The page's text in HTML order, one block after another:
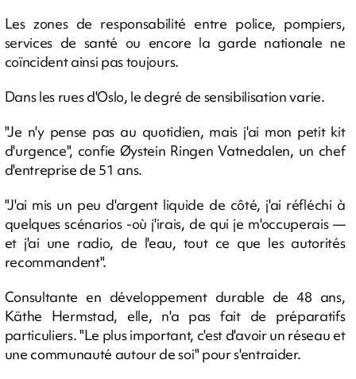
Les zones de responsabilité entre police, pompiers,
services de santé ou encore la garde nationale ne
coïncident ainsi pas toujours.
Dans les rues d'Oslo, le degré de sensibilisation varie.
"Je n'y pense pas au quotidien, mais j'ai mon petit kit
d'urgence", confie Øystein Ringen Vatnedalen, un chef
d'entreprise de 51 ans.
"J'ai mis un peu d'argent liquide de côté, j'ai réfléchi à
quelques scénarios -où j'irais, de qui je m'occuperais —
et j'ai une radio, de l'eau, tout ce que les autorités
recommandent".
Consultante en développement durable de 48 ans,
Käthe Hermstad, elle, n'a pas fait de préparatifs
particuliers. "Le plus important, c'est d'avoir un réseau et
une communauté autour de soi" pour s'entraider.